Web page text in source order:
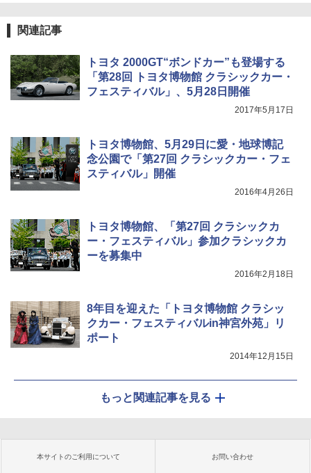
関連記事
トヨタ 2000GT“ボンドカー”も登場する
「第28回 トヨタ博物館 クラシックカー・
フェスティバル」、5月28日開催
2017年5月17日
トヨタ博物館、5月29日に愛・地球博記
念公園で「第27回 クラシックカー・フェ
スティバル」開催
2016年4月26日
トヨタ博物館、「第27回 クラシックカ
ー・フェスティバル」参加クラシックカ
ーを募集中
2016年2月18日
8年目を迎えた「トヨタ博物館 クラシッ
クカー・フェスティバルin神宮外苑」リ
ポート
2014年12月15日
もっと関連記事を見る
本サイトのご利用について お問い合わせ